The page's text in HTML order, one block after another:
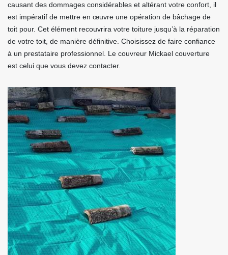
causant des dommages considérables et altérant votre confort, il
est impératif de mettre en œuvre une opération de bâchage de
toit pour. Cet élément recouvrira votre toiture jusqu’à la réparation
de votre toit, de manière définitive. Choisissez de faire confiance
à un prestataire professionnel. Le couvreur Mickael couverture
est celui que vous devez contacter.